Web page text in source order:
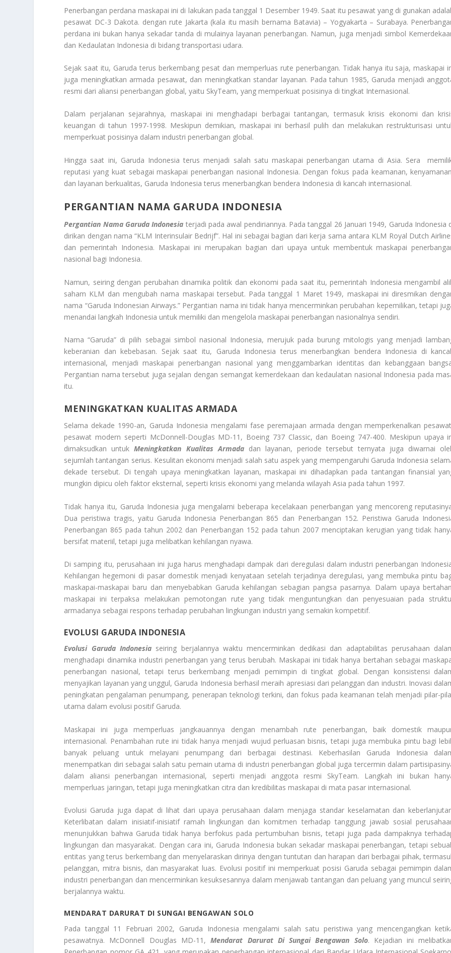
Penerbangan perdana maskapai ini di lakukan pada tanggal 1 Desember 1949. Saat itu pesawat yang di gunakan
pesawat DC-3 Dakota. dengan rute Jakarta (kala itu masih bernama Batavia) – Yogyakarta – Surabaya.
perdana ini bukan hanya sekadar tanda di mulainya layanan penerbangan. Namun, juga menjadi simbol
dan Kedaulatan Indonesia di bidang transportasi udara.
Sejak saat itu, Garuda terus berkembang pesat dan memperluas rute penerbangan. Tidak hanya itu saja, maskapai
juga meningkatkan armada pesawat, dan meningkatkan standar layanan. Pada tahun 1985, Garuda menjadi
resmi dari aliansi penerbangan global, yaitu SkyTeam, yang memperkuat posisinya di tingkat Internasional.
Dalam perjalanan sejarahnya, maskapai ini menghadapi berbagai tantangan, termasuk krisis ekonomi dan
keuangan di tahun 1997-1998. Meskipun demikian, maskapai ini berhasil pulih dan melakukan restrukturisasi
memperkuat posisinya dalam industri penerbangan global.
Hingga saat ini, Garuda Indonesia terus menjadi salah satu maskapai penerbangan utama di Asia. Sera
reputasi yang kuat sebagai maskapai penerbangan nasional Indonesia. Dengan fokus pada keamanan,
dan layanan berkualitas, Garuda Indonesia terus menerbangkan bendera Indonesia di kancah internasional.
PERGANTIAN NAMA GARUDA INDONESIA
Pergantian Nama Garuda Indonesia terjadi pada awal pendiriannya. Pada tanggal 26 Januari 1949, Garuda Indonesia
dirikan dengan nama “KLM Interinsulair Bedrijf”. Hal ini sebagai bagian dari kerja sama antara KLM Royal Dutch
dan pemerintah Indonesia. Maskapai ini merupakan bagian dari upaya untuk membentuk maskapai
nasional bagi Indonesia.
Namun, seiring dengan perubahan dinamika politik dan ekonomi pada saat itu, pemerintah Indonesia mengambil
saham KLM dan mengubah nama maskapai tersebut. Pada tanggal 1 Maret 1949, maskapai ini diresmikan
nama “Garuda Indonesian Airways.” Pergantian nama ini tidak hanya mencerminkan perubahan kepemilikan, tetapi
menandai langkah Indonesia untuk memiliki dan mengelola maskapai penerbangan nasionalnya sendiri.
Nama “Garuda” di pilih sebagai simbol nasional Indonesia, merujuk pada burung mitologis yang menjadi
keberanian dan kebebasan. Sejak saat itu, Garuda Indonesia terus menerbangkan bendera Indonesia di
internasional, menjadi maskapai penerbangan nasional yang menggambarkan identitas dan kebanggaan
Pergantian nama tersebut juga sejalan dengan semangat kemerdekaan dan kedaulatan nasional Indonesia pada
itu.
MENINGKATKAN KUALITAS ARMADA
Selama dekade 1990-an, Garuda Indonesia mengalami fase peremajaan armada dengan memperkenalkan
pesawat modern seperti McDonnell-Douglas MD-11, Boeing 737 Classic, dan Boeing 747-400. Meskipun upaya
dimaksudkan untukMeningkatkan Kualitas Armadadan layanan, periode tersebut ternyata juga diwarnai
sejumlah tantangan serius. Kesulitan ekonomi menjadi salah satu aspek yang mempengaruhi Garuda Indonesia
dekade tersebut. Di tengah upaya meningkatkan layanan, maskapai ini dihadapkan pada tantangan finansial
mungkin dipicu oleh faktor eksternal, seperti krisis ekonomi yang melanda wilayah Asia pada tahun 1997.
Tidak hanya itu, Garuda Indonesia juga mengalami beberapa kecelakaan penerbangan yang mencoreng
Dua peristiwa tragis, yaitu Garuda Indonesia Penerbangan 865 dan Penerbangan 152. Peristiwa Garuda
Penerbangan 865 pada tahun 2002 dan Penerbangan 152 pada tahun 2007 menciptakan kerugian yang tidak
bersifat materiil, tetapi juga melibatkan kehilangan nyawa.
Di samping itu, perusahaan ini juga harus menghadapi dampak dari deregulasi dalam industri penerbangan
Kehilangan hegemoni di pasar domestik menjadi kenyataan setelah terjadinya deregulasi, yang membuka pintu
maskapai-maskapai baru dan menyebabkan Garuda kehilangan sebagian pangsa pasarnya. Dalam upaya
maskapai ini terpaksa melakukan pemotongan rute yang tidak menguntungkan dan penyesuaian pada
armadanya sebagai respons terhadap perubahan lingkungan industri yang semakin kompetitif.
EVOLUSI GARUDA INDONESIA
Evolusi Garuda Indonesiaseiring berjalannya waktu mencerminkan dedikasi dan adaptabilitas perusahaan
menghadapi dinamika industri penerbangan yang terus berubah. Maskapai ini tidak hanya bertahan sebagai
penerbangan nasional, tetapi terus berkembang menjadi pemimpin di tingkat global. Dengan konsistensi
menyajikan layanan yang unggul, Garuda Indonesia berhasil meraih apresiasi dari pelanggan dan industri. Inovasi
peningkatan pengalaman penumpang, penerapan teknologi terkini, dan fokus pada keamanan telah menjadi pilar-
utama dalam evolusi positif Garuda.
Maskapai ini juga memperluas jangkauannya dengan menambah rute penerbangan, baik domestik
internasional. Penambahan rute ini tidak hanya menjadi wujud perluasan bisnis, tetapi juga membuka pintu bagi
banyak peluang untuk melayani penumpang dari berbagai destinasi. Keberhasilan Garuda Indonesia
menempatkan diri sebagai salah satu pemain utama di industri penerbangan global juga tercermin dalam
dalam aliansi penerbangan internasional, seperti menjadi anggota resmi SkyTeam. Langkah ini bukan
memperluas jaringan, tetapi juga meningkatkan citra dan kredibilitas maskapai di mata pasar internasional.
Evolusi Garuda juga dapat di lihat dari upaya perusahaan dalam menjaga standar keselamatan dan
Keterlibatan dalam inisiatif-inisiatif ramah lingkungan dan komitmen terhadap tanggung jawab sosial
menunjukkan bahwa Garuda tidak hanya berfokus pada pertumbuhan bisnis, tetapi juga pada dampaknya
lingkungan dan masyarakat. Dengan cara ini, Garuda Indonesia bukan sekadar maskapai penerbangan, tetapi
entitas yang terus berkembang dan menyelaraskan dirinya dengan tuntutan dan harapan dari berbagai pihak,
pelanggan, mitra bisnis, dan masyarakat luas. Evolusi positif ini memperkuat posisi Garuda sebagai pemimpin
industri penerbangan dan mencerminkan kesuksesannya dalam menjawab tantangan dan peluang yang muncul
berjalannya waktu.
MENDARAT DARURAT DI SUNGAI BENGAWAN SOLO
Pada tanggal 11 Februari 2002, Garuda Indonesia mengalami salah satu peristiwa yang mencengangkan
pesawatnya. McDonnell Douglas MD-11,Mendarat Darurat Di Sungai Bengawan Solo. Kejadian ini